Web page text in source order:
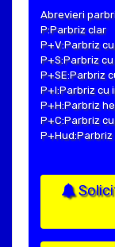
Abrevieri
P:Parbriz clar
P+V:Parbriz
P+S:Parbriz
P+SE:Parbriz
P+I:Parbriz cu
P+H:Parbriz
P+C:Parbriz